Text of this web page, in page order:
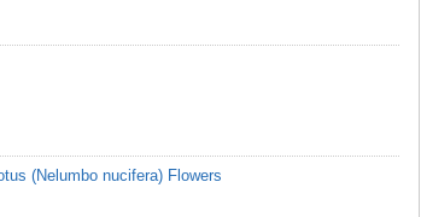
(Nelumbo nucifera) Flowers